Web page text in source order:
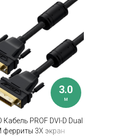
3.0
м
Кабель PROF DVI-D Dual
ферриты 3Х экран